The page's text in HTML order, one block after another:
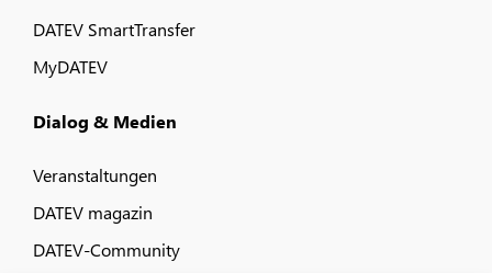
DATEV SmartTransfer
MyDATEV
Dialog & Medien
Veranstaltungen
DATEV magazin
DATEV-Community